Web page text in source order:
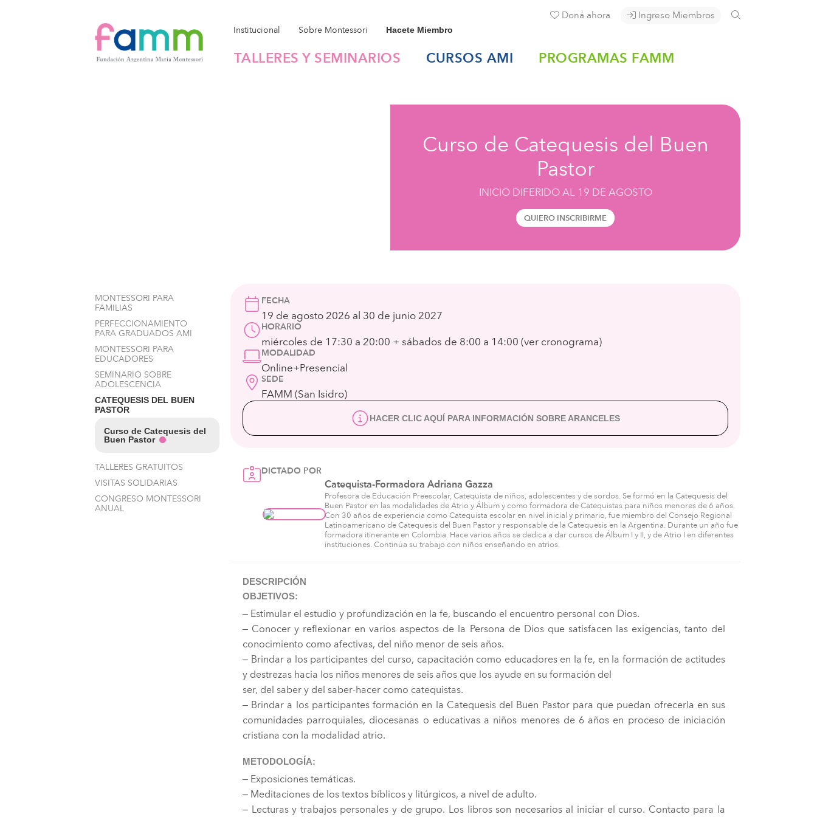
Doná ahora Ingreso Miembros
Institucional Sobre Montessori Hacete Miembro
TALLERES Y SEMINARIOS CURSOS AMI PROGRAMAS FAMM
Curso de Catequesis del Buen
Pastor
INICIO DIFERIDO AL 19 DE AGOSTO
QUIERO INSCRIBIRME
MONTESSORI PARA
FAMILIAS
PERFECCIONAMIENTO
PARA GRADUADOS AMI
MONTESSORI PARA
EDUCADORES
SEMINARIO SOBRE
ADOLESCENCIA
CATEQUESIS DEL BUEN
PASTOR
Curso de Catequesis del
Buen Pastor
TALLERES GRATUITOS
VISITAS SOLIDARIAS
CONGRESO MONTESSORI
ANUAL
FECHA
19 de agosto 2026 al 30 de junio 2027
HORARIO
miércoles de 17:30 a 20:00 + sábados de 8:00 a 14:00 (ver cronograma)
MODALIDAD
Online+Presencial
SEDE
FAMM (San Isidro)
HACER CLIC AQUÍ PARA INFORMACIÓN SOBRE ARANCELES
DICTADO POR
Catequista-Formadora Adriana Gazza
Profesora de Educación Preescolar, Catequista de niños, adolescentes y de sordos. Se formó en la Catequesis del
Buen Pastor en las modalidades de Atrio y Álbum y como formadora de Catequistas para niños menores de 6 años.
Con 30 años de experiencia como Catequista escolar en nivel inicial y primario, fue miembro del Consejo Regional
Latinoamericano de Catequesis del Buen Pastor y responsable de la Catequesis en la Argentina. Durante un año fue
formadora itinerante en Colombia. Hace varios años se dedica a dar cursos de Álbum I y II, y de Atrio I en diferentes
instituciones. Continúa su trabajo con niños enseñando en atrios.
DESCRIPCIÓN
OBJETIVOS:
– Estimular el estudio y profundización en la fe, buscando el encuentro personal con Dios.
– Conocer y reflexionar en varios aspectos de la Persona de Dios que satisfacen las exigencias, tanto del
conocimiento como afectivas, del niño menor de seis años.
– Brindar a los participantes del curso, capacitación como educadores en la fe, en la formación de actitudes
y destrezas hacia los niños menores de seis años que los ayude en su formación del
ser, del saber y del saber-hacer como catequistas.
– Brindar a los participantes formación en la Catequesis del Buen Pastor para que puedan ofrecerla en sus
comunidades parroquiales, diocesanas o educativas a niños menores de 6 años en proceso de iniciación
cristiana con la modalidad atrio.
METODOLOGÍA:
– Exposiciones temáticas.
– Meditaciones de los textos bíblicos y litúrgicos, a nivel de adulto.
– Lecturas y trabajos personales y de grupo. Los libros son necesarios al iniciar el curso. Contacto para la